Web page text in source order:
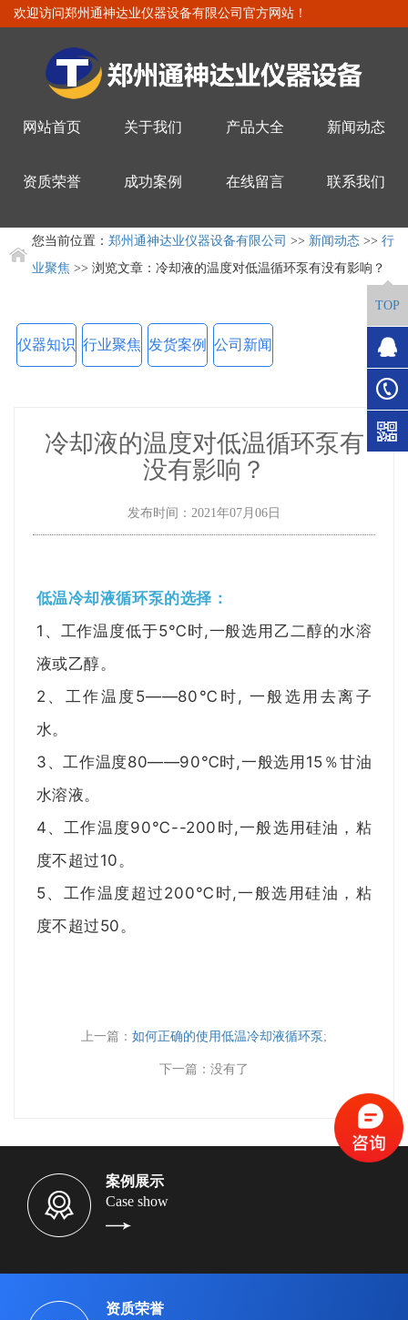
欢迎访问郑州通神达业仪器设备有限公司官方网站！
网站首页 关于我们 产品大全 新闻动态
资质荣誉 成功案例 在线留言 联系我们
您当前位置： 郑州通神达业仪器设备有限公司 >> 新闻动态 >> 行
业聚焦 >> 浏览文章：冷却液的温度对低温循环泵有没有影响？
仪器知识 行业聚焦 发货案例 公司新闻
冷却液的温度对低温循环泵有
没有影响？
发布时间：2021年07月06日
低温冷却液循环泵的选择：
1、工作温度低于5℃时,一般选用乙二醇的水溶
液或乙醇。
2、工作温度5——80℃时, 一般选用去离子
水。
3、工作温度80——90℃时,一般选用15％甘油
水溶液。
4、工作温度90℃--200时,一般选用硅油，粘
度不超过10。
5、工作温度超过200℃时,一般选用硅油，粘
度不超过50。
上一篇： 如何正确的使用低温冷却液循环泵 ;
下一篇：没有了
案例展示
Case show
资质荣誉
TOP